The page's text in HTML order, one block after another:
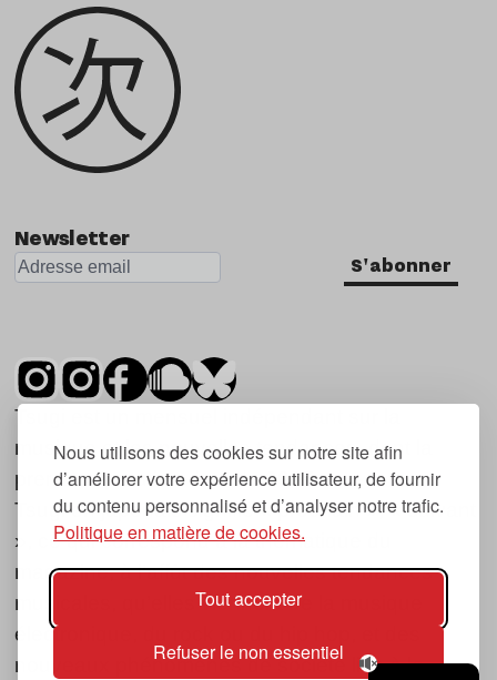
Nous utilisons des cookies sur notre site afin
d’améliorer votre expérience utilisateur, de fournir
du contenu personnalisé et d’analyser notre trafic.
Politique en matière de cookies.
Tout accepter
Refuser le non essentiel
Newsletter
S'abonner
Tsugi est un mensuel indépendant sur la
musique et les nouvelles tendances, dont la
première parution date de 2007.
Tsugi en japonais signifie « prochain », « suivant
», ce qui correspond à la thématique du
magazine, à l’affût des nouvelles tendances
musicales, qu’elles viennent de la musique
électronique, du rock ou du hip hop, et des
nouveaux phénomènes de société liés à la